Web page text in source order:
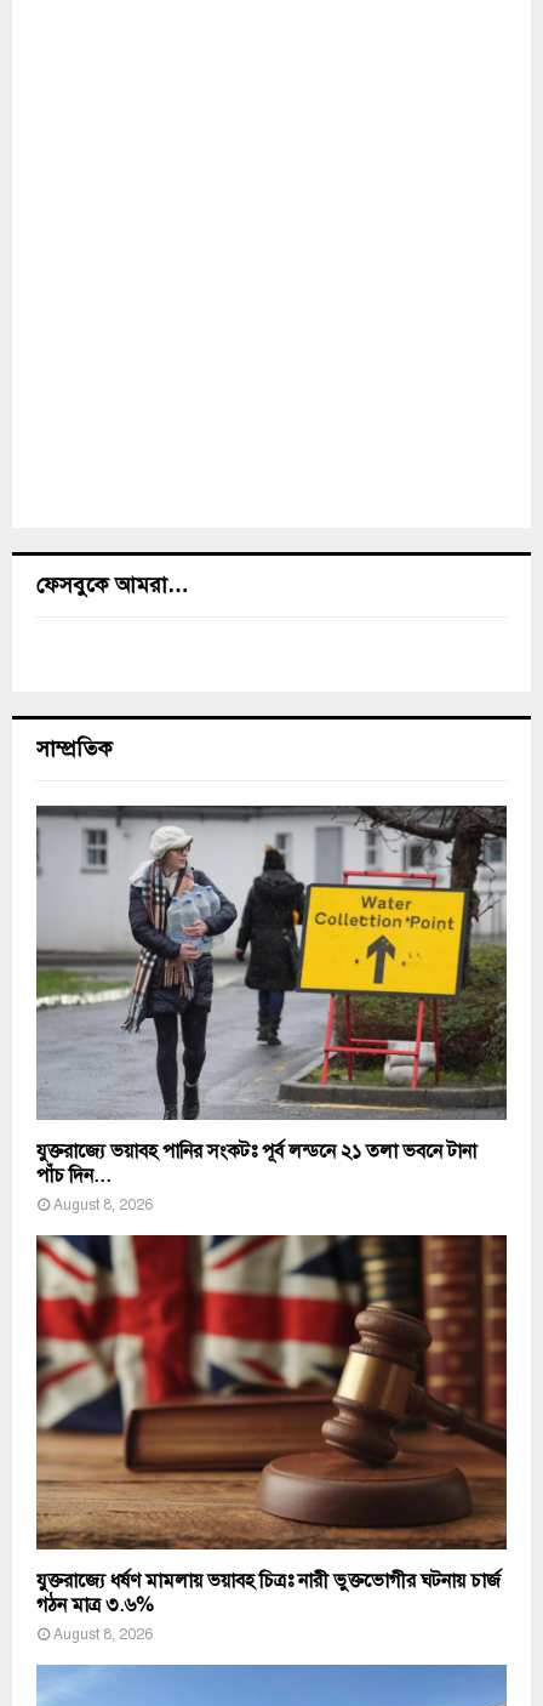
ফেসবুকে আমরা…
সাম্প্রতিক
যুক্তরাজ্যে ভয়াবহ পানির সংকটঃ পূর্ব লন্ডনে ২১ তলা ভবনে টানা
পাঁচ দিন...
August 8, 2026
যুক্তরাজ্যে ধর্ষণ মামলায় ভয়াবহ চিত্রঃ নারী ভুক্তভোগীর ঘটনায় চার্জ
গঠন মাত্র ৩.৬%
August 8, 2026